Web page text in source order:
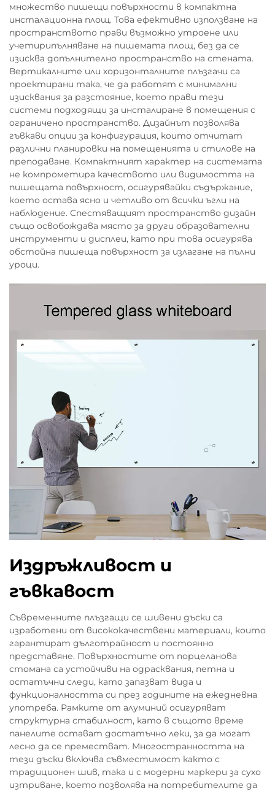
множество пишещи повърхности в компактна
инсталационна площ. Това ефективно използване на
пространството прави възможно утроене или
учетирипълняване на пишемата площ, без да се
изисква допълнително пространство на стената.
Вертикалните или хоризонталните плъзгачи са
проектирани така, че да работят с минимални
изисквания за разстояние, което прави тези
системи подходящи за инсталиране в помещения с
ограничено пространство. Дизайнът позволява
гъвкави опции за конфигурация, които отчитат
различни планировки на помещенията и стилове на
преподаване. Компактният характер на системата
не компрометира качеството или видимостта на
пишещата повърхност, осигурявайки съдържание,
което остава ясно и четливо от всички ъгли на
наблюдение. Спестяващият пространство дизайн
също освобождава място за други образователни
инструменти и дисплеи, като при това осигурява
обстойна пишеща повърхност за излагане на пълни
уроци.
Издръжливост и
гъвкавост
Съвременните плъзгащи се шивени дъски са
изработени от висококачествени материали, които
гарантират дълготрайност и постоянно
представяне. Повърхностите от порцеланова
стомана са устойчиви на одрасквания, петна и
остатъчни следи, като запазват вида и
функционалността си през годините на ежедневна
употреба. Рамките от алуминий осигуряват
структурна стабилност, като в същото време
панелите остават достатъчно леки, за да могат
лесно да се преместват. Многостранността на
тези дъски включва съвместимост както с
традиционен шив, така и с модерни маркери за сухо
изтриване, което позволява на потребителите да